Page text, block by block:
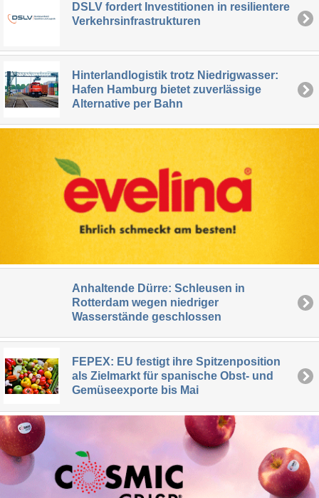
DSLV fordert Investitionen in resilientere
Verkehrsinfrastrukturen
Hinterlandlogistik trotz Niedrigwasser:
Hafen Hamburg bietet zuverlässige
Alternative per Bahn
Anhaltende Dürre: Schleusen in
Rotterdam wegen niedriger
Wasserstände geschlossen
FEPEX: EU festigt ihre Spitzenposition
als Zielmarkt für spanische Obst- und
Gemüseexporte bis Mai